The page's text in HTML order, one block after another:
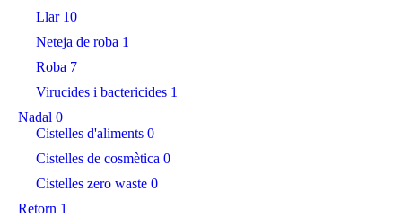
Llar 10
Neteja de roba 1
Roba 7
Virucides i bactericides 1
Nadal 0
Cistelles d'aliments 0
Cistelles de cosmètica 0
Cistelles zero waste 0
Retorn 1